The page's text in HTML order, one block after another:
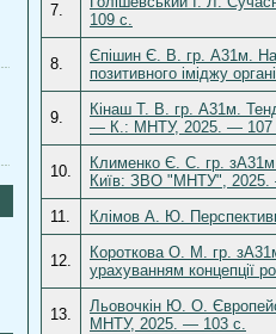
7.
109 с.
8.
Єпішин Є. В. гр. А31м.
позитивного іміджу
9.
Кінаш Т. В. гр. А31м.
— К.: МНТУ, 2025. — 107
10.
Клименко Є. С. гр.
Київ: ЗВО "МНТУ",
11.
Клімов А. Ю.
12.
Короткова О. М. гр.
урахуванням
13.
Льовочкін Ю. О.
МНТУ, 2025. — 103 с.